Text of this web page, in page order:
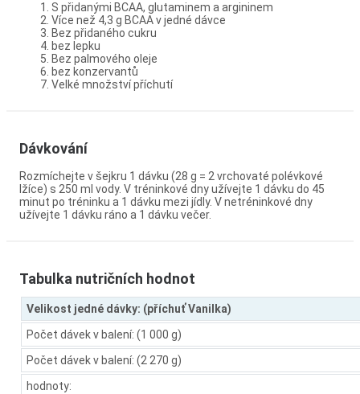
S přidanými BCAA, glutaminem a argininem
Více než 4,3 g BCAA v jedné dávce
Bez přidaného cukru
bez lepku
Bez palmového oleje
bez konzervantů
Velké množství příchutí
Dávkování
Rozmíchejte v šejkru 1 dávku (28 g = 2 vrchovaté polévkové
lžíce) s 250 ml vody. V tréninkové dny užívejte 1 dávku do 45
minut po tréninku a 1 dávku mezi jídly. V netréninkové dny
užívejte 1 dávku ráno a 1 dávku večer.
Tabulka nutričních hodnot
Velikost jedné dávky: (příchuť Vanilka)
Počet dávek v balení: (1 000 g)
Počet dávek v balení: (2 270 g)
hodnoty: